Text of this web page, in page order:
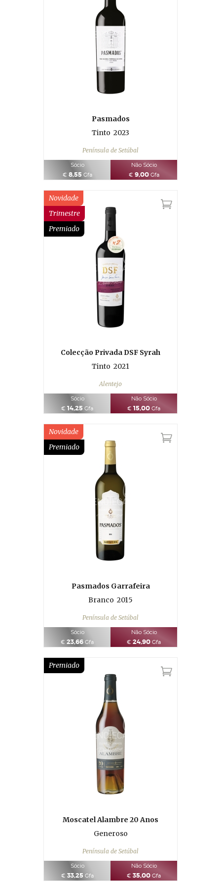
Pasmados
Tinto 2023
Península de Setúbal
Sócio
€ 8,55 Gfa
Não Sócio
€ 9,00 Gfa
Novidade
Trimestre
Premiado
Colecção Privada DSF Syrah
Tinto 2021
Alentejo
Sócio
€ 14,25 Gfa
Não Sócio
€ 15,00 Gfa
Novidade
Premiado
Pasmados Garrafeira
Branco 2015
Península de Setúbal
Sócio
€ 23,66 Gfa
Não Sócio
€ 24,90 Gfa
Premiado
Moscatel Alambre 20 Anos
Generoso
Península de Setúbal
Sócio
€ 33,25 Gfa
Não Sócio
€ 35,00 Gfa